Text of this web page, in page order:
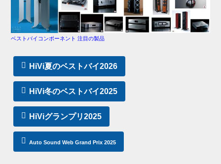
ベストバイコンポーネント 注目の製品
HiVi夏のベストバイ2026
HiVi冬のベストバイ2025
HiViグランプリ2025
Auto Sound Web Grand Prix 2025